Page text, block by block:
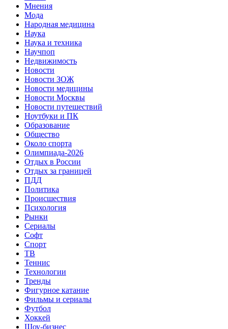
Мнения
Мода
Народная медицина
Наука
Наука и техника
Научпоп
Недвижимость
Новости
Новости ЗОЖ
Новости медицины
Новости Москвы
Новости путешествий
Ноутбуки и ПК
Образование
Общество
Около спорта
Олимпиада-2026
Отдых в России
Отдых за границей
ПДД
Политика
Происшествия
Психология
Рынки
Сериалы
Софт
Спорт
ТВ
Теннис
Технологии
Тренды
Фигурное катание
Фильмы и сериалы
Футбол
Хоккей
Шоу-бизнес